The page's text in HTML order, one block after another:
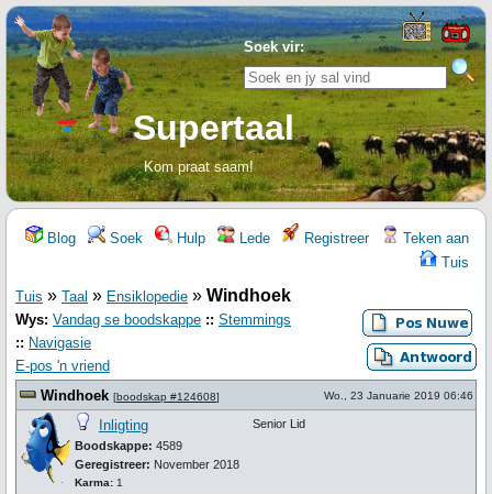
Soek vir:
Supertaal
Kom praat saam!
Blog Soek Hulp Lede Registreer
Teken aan
Tuis
Tuis » Taal » Ensiklopedie » Windhoek
Wys: Vandag se boodskappe :: Stemmings
:: Navigasie
E-pos 'n vriend
Windhoek [boodskap #124608] Wo., 23 Januarie 2019 06:46
Inligting
Boodskappe: 4589
Geregistreer: November 2018
Karma: 1
Senior Lid